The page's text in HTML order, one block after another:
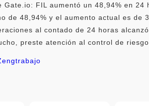
Gate.io: FIL aumentó un 48,94% en
de 48,94% y el aumento actual es
al contado de 24 horas
preste atención al control de
trabajo